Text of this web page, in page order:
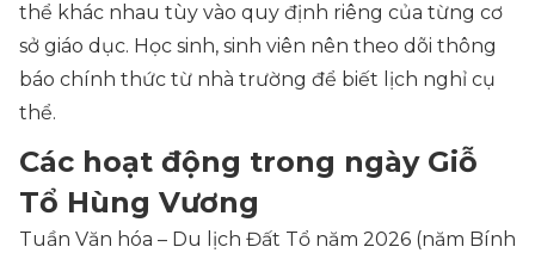
thể khác nhau tùy vào quy định riêng của từng cơ
sở giáo dục. Học sinh, sinh viên nên theo dõi thông
báo chính thức từ nhà trường để biết lịch nghỉ cụ
thể.
Các hoạt động trong ngày Giỗ
Tổ Hùng Vương
Tuần Văn hóa – Du lịch Đất Tổ năm 2026 (năm Bính